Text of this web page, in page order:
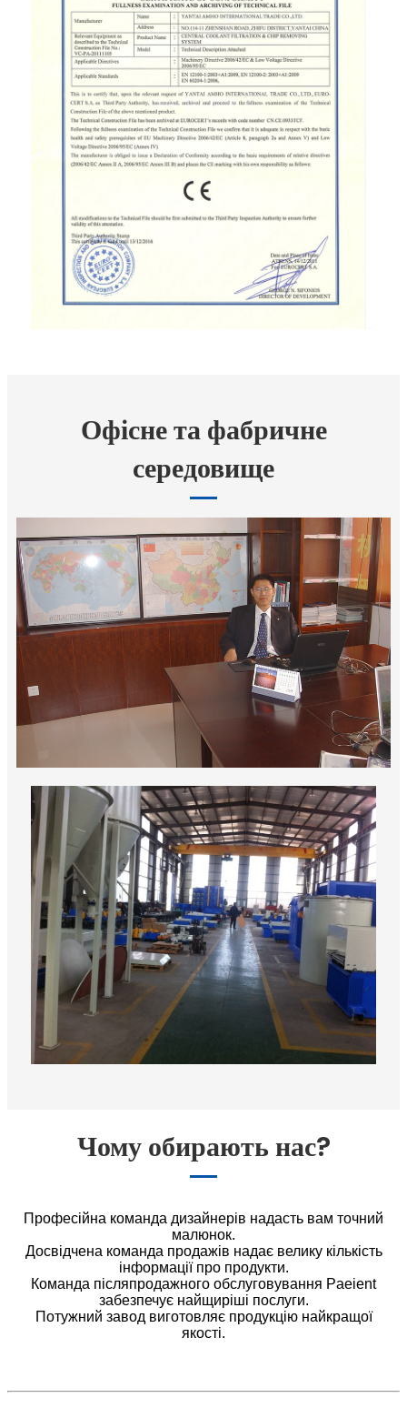
Офісне та фабричне
середовище
Чому обирають нас?
Професійна команда дизайнерів надасть вам точний
малюнок.
Досвідчена команда продажів надає велику кількість
інформації про продукти.
Команда післяпродажного обслуговування Paeient
забезпечує найщиріші послуги.
Потужний завод виготовляє продукцію найкращої
якості.